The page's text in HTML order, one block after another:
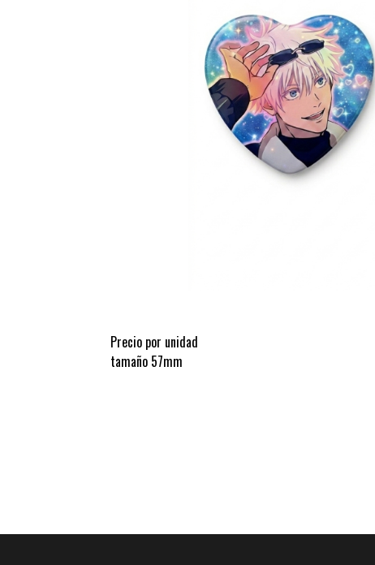
Precio por unidad
tamaño 57mm